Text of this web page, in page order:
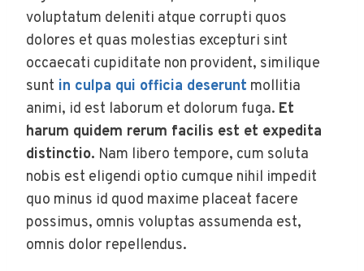
voluptatum deleniti atque corrupti quos
dolores et quas molestias excepturi sint
occaecati cupiditate non provident, similique
sunt in culpa qui officia deserunt mollitia
animi, id est laborum et dolorum fuga. Et
harum quidem rerum facilis est et expedita
distinctio. Nam libero tempore, cum soluta
nobis est eligendi optio cumque nihil impedit
quo minus id quod maxime placeat facere
possimus, omnis voluptas assumenda est,
omnis dolor repellendus.